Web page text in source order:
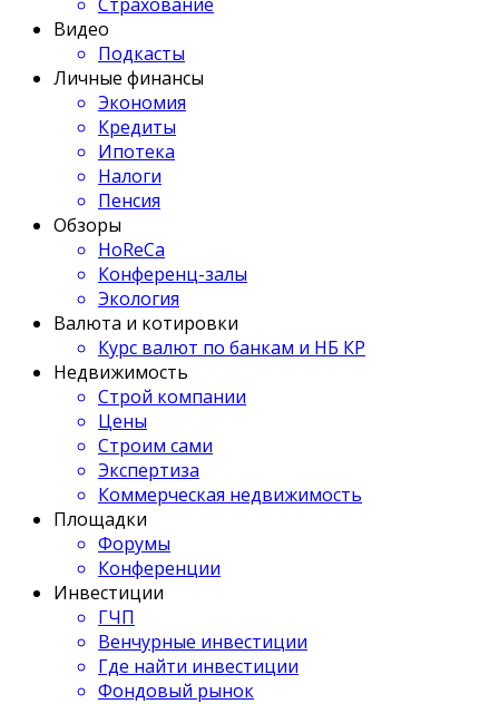
Видео
Подкасты
Личные финансы
Экономия
Кредиты
Ипотека
Налоги
Пенсия
Обзоры
HoReCa
Конференц-залы
Экология
Валюта и котировки
Курс валют по банкам и НБ КР
Недвижимость
Строй компании
Цены
Строим сами
Экспертиза
Коммерческая недвижимость
Площадки
Форумы
Конференции
Инвестиции
ГЧП
Венчурные инвестиции
Где найти инвестиции
Фондовый рынок